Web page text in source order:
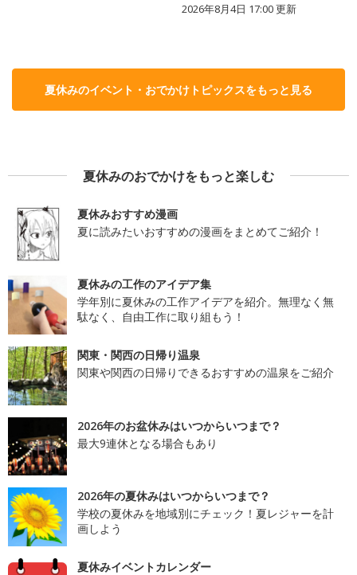
2026年8月4日 17:00更新
夏休みのイベント・おでかけトピックスをもっと見る
夏休みのおでかけをもっと楽しむ
夏休みおすすめ漫画
夏に読みたいおすすめの漫画をまとめてご紹介！
夏休みの工作のアイデア集
学年別に夏休みの工作アイデアを紹介。無理なく無
駄なく、自由工作に取り組もう！
関東・関西の日帰り温泉
関東や関西の日帰りできるおすすめの温泉をご紹介
2026年のお盆休みはいつからいつまで？
最大9連休となる場合もあり
2026年の夏休みはいつからいつまで？
学校の夏休みを地域別にチェック！夏レジャーを計
画しよう
夏休みイベントカレンダー